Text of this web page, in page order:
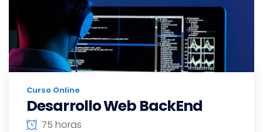
Curso Online
Desarrollo Web BackEnd
75 horas